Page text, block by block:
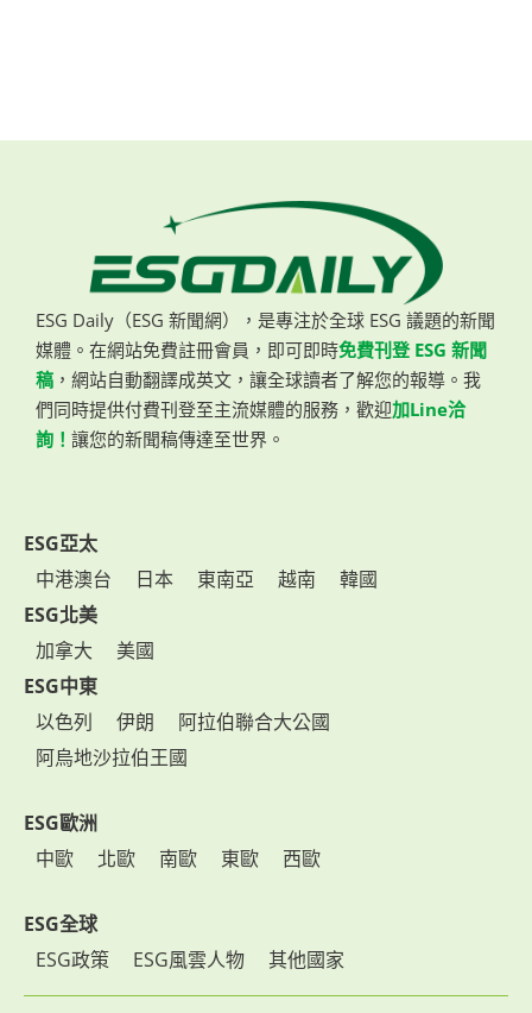
ESG Daily（ESG 新聞網），是專注於全球 ESG 議題的新聞
媒體。在網站免費註冊會員，即可即時免費刊登 ESG 新聞
稿 ，網站自動翻譯成英文，讓全球讀者了解您的報導。我
們同時提供付費刊登至主流媒體的服務，歡迎加Line洽
詢！ 讓您的新聞稿傳達至世界。
ESG亞太
中港澳台
日本 東南亞 越南
韓國
ESG北美
加拿大
美國
ESG中東
以色列
伊朗
阿拉伯聯合大公國
阿烏地沙拉伯王國
ESG歐洲
中歐
北歐 南歐 東歐 西歐
ESG全球
ESG政策
ESG風雲人物 其他國家